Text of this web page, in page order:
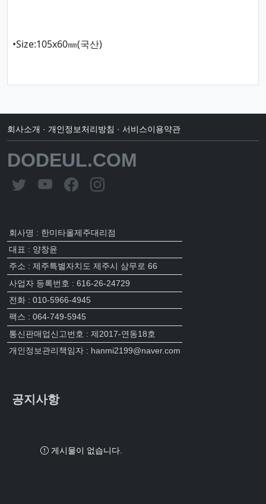
•Size:105x60㎜(국산)
회사소개 · 개인정보처리방침 · 서비스이용약관
DODEUL.COM
회사명 : 한미타올제주대리점
대표 : 양창윤
주소 : 제주특별자치도 제주시 삼무로 66
사업자 등록번호 : 616-26-24729
전화 : 010-5966-4945
팩스 : 064-749-5945
통신판매업신고번호 : 제2017-연동18호
개인정보관리책임자 : hanmi2199@naver.com
공지사항
게시물이 없습니다.